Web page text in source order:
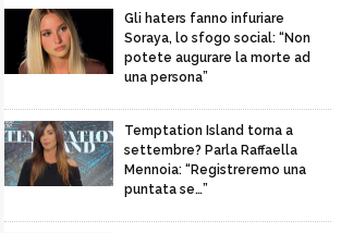
Gli haters fanno infuriare
Soraya, lo sfogo social: “Non
potete augurare la morte ad
una persona”
Temptation Island torna a
settembre? Parla Raffaella
Mennoia: “Registreremo una
puntata se…”